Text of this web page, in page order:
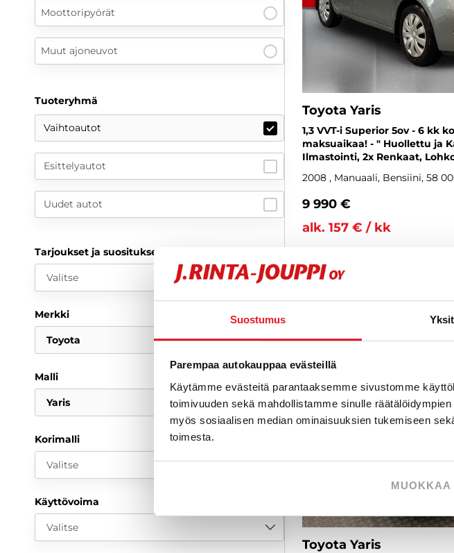
Suostumus
Parempaa autokauppaa evästeillä
Käytämme evästeitä parantaaksemme sivustomme
toimivuuden sekä mahdollistamme sinulle
myös sosiaalisen median ominaisuuksien tukemiseen
toimesta.
MUOKKAA
Moottoripyörät
Muut ajoneuvot
Tuoteryhmä
Vaihtoautot
Esittelyautot
Uudet autot
Tarjoukset ja suositukset
Valitse
Merkki
Toyota
Malli
Yaris
Korimalli
Valitse
Käyttövoima
Valitse
Toyota Yaris
1,3 VVT-i Superior 5ov - 6 kk
maksuaikaa! - " Huollettu ja
Ilmastointi, 2x Renkaat,
2008 , Manuaali, Bensiini, 58
9 990 €
alk. 157 € / kk
KATSO TIEDOT
Toyota Yaris